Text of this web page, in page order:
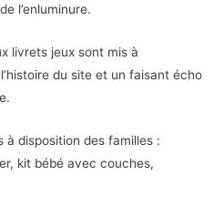
l’enluminure.
livrets jeux sont mis à
du site et un faisant écho
à disposition des familles :
kit bébé avec couches,